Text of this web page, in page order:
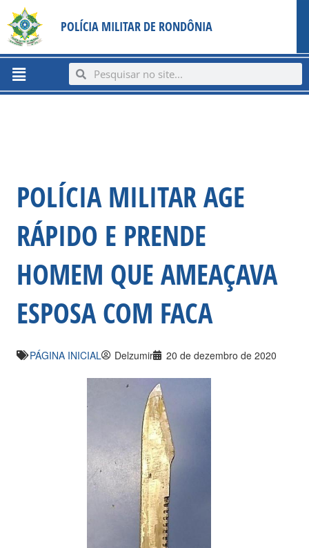
content
para
conteúdo
POLÍCIA MILITAR DE RONDÔNIA
Menu SearchSearch
POLÍCIA MILITAR AGE
RÁPIDO E PRENDE
HOMEM QUE AMEAÇAVA
ESPOSA COM FACA
PÁGINA INICIAL Delzumir 20 de dezembro de 2020